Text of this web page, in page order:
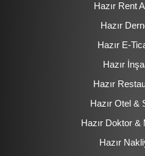
Hazır Rent
Hazır
Hazır E-
Hazır
Hazır
Hazır Otel &
Hazır Doktor &
Hazır